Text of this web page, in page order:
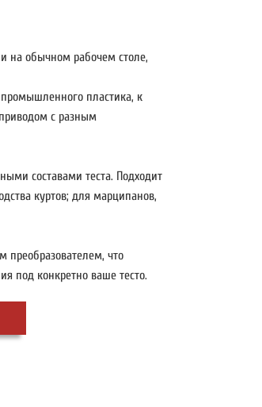
на обычном рабочем столе,
промышленного пластика, к
с разным
составами теста. Подходит
куртов; для марципанов,
преобразователем, что
под конкретно ваше тесто.